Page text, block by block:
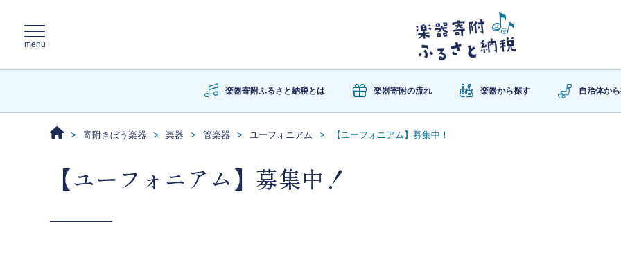
楽器寄附ふるさと納税とは 楽器寄附の流れ 楽器から探す 自治体か
寄附きぼう楽器 楽器 管楽器 ユーフォニアム 【ユーフォニアム】募集中！
【ユーフォニアム】募集中！